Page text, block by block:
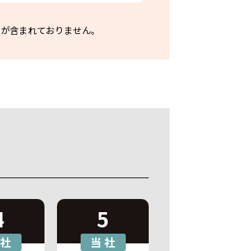
含まれておりません。
社
5
当 社